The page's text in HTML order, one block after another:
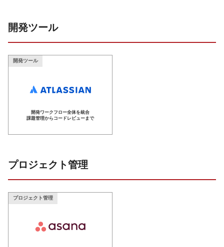
開発ツール
開発ツール
開発ワークフロー全体を統合
課題管理からコードレビューまで
プロジェクト管理
プロジェクト管理